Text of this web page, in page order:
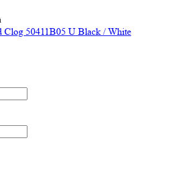
Clog 50411B05 U Black / White